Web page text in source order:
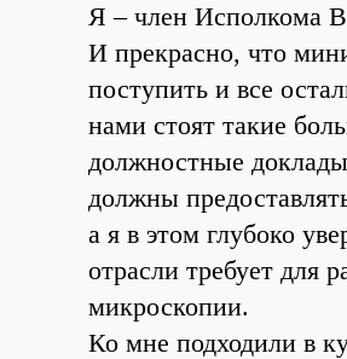
Я – член Исполкома
И прекрасно, что
поступить и все
нами стоят такие
должностные
должны
а я в этом глубоко
отрасли требует для
микроскопии.
Ко мне подходили в